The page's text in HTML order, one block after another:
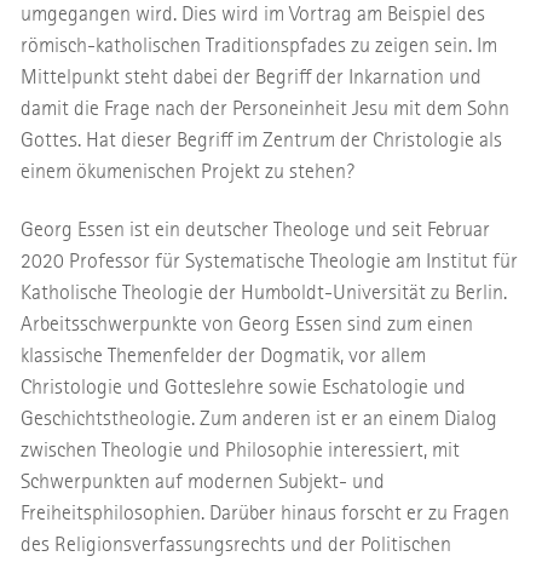
umgegangen wird. Dies wird im Vortrag am Beispiel des
römisch-katholischen Traditionspfades zu zeigen sein. Im
Mittelpunkt steht dabei der Begriff der Inkarnation und
damit die Frage nach der Personeinheit Jesu mit dem Sohn
Gottes. Hat dieser Begriff im Zentrum der Christologie als
einem ökumenischen Projekt zu stehen?
Georg Essen ist ein deutscher Theologe und seit Februar
2020 Professor für Systematische Theologie am Institut für
Katholische Theologie der Humboldt-Universität zu Berlin.
Arbeitsschwerpunkte von Georg Essen sind zum einen
klassische Themenfelder der Dogmatik, vor allem
Christologie und Gotteslehre sowie Eschatologie und
Geschichtstheologie. Zum anderen ist er an einem Dialog
zwischen Theologie und Philosophie interessiert, mit
Schwerpunkten auf modernen Subjekt- und
Freiheitsphilosophien. Darüber hinaus forscht er zu Fragen
des Religionsverfassungsrechts und der Politischen